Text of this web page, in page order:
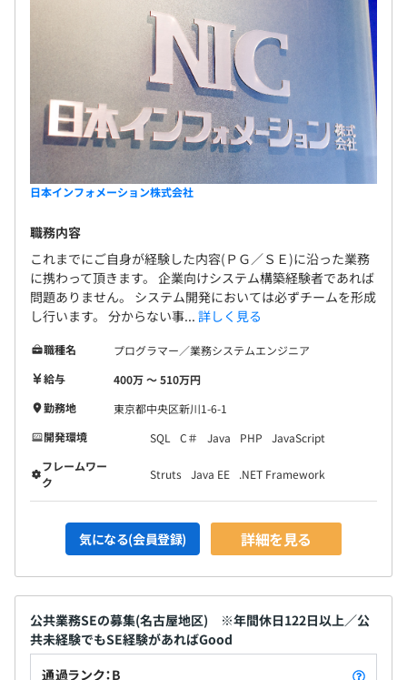
日本インフォメーション株式会社
職務内容
これまでにご自身が経験した内容(ＰＧ／ＳＥ)に沿った業務
に携わって頂きます。 企業向けシステム構築経験者であれば
問題ありません。 システム開発においては必ずチームを形成
し行います。 分からない事... 詳しく見る
職種名
プログラマー／業務システムエンジニア
給与
400万 〜 510万円
勤務地
東京都中央区新川1-6-1
開発環境
SQL C＃ Java PHP
JavaScript
フレームワー
ク
Struts Java EE .NET Framework
気になる(会員登録) 詳細を見る
公共業務SEの募集(名古屋地区) ※年間休日122日以上／公
共未経験でもSE経験があればGood
通過ランク：B